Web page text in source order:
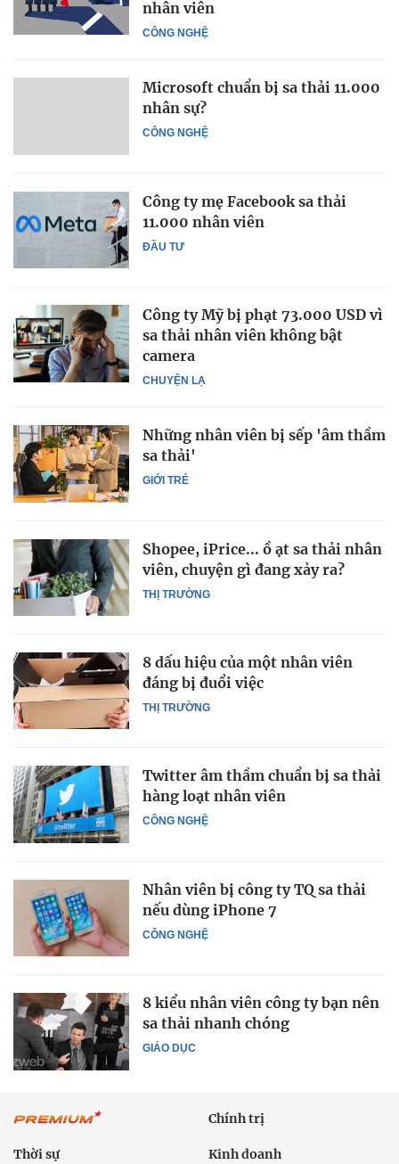
CÔNG NGHỆ
nhân viên
CÔNG NGHỆ
Microsoft chuẩn bị sa thải 11.000
nhân sự?
ĐẦU TƯ
Công ty mẹ Facebook sa thải
11.000 nhân viên
CHUYỆN LẠ
Công ty Mỹ bị phạt 73.000 USD vì
sa thải nhân viên không bật
camera
GIỚI TRẺ
Những nhân viên bị sếp 'âm thầm
sa thải'
THỊ TRƯỜNG
Shopee, iPrice... ồ ạt sa thải nhân
viên, chuyện gì đang xảy ra?
THỊ TRƯỜNG
8 dấu hiệu của một nhân viên
đáng bị đuổi việc
CÔNG NGHỆ
Twitter âm thầm chuẩn bị sa thải
hàng loạt nhân viên
CÔNG NGHỆ
Nhân viên bị công ty TQ sa thải
nếu dùng iPhone 7
GIÁO DỤC
8 kiểu nhân viên công ty bạn nên
sa thải nhanh chóng
Chính trị
Thời sự Kinh doanh